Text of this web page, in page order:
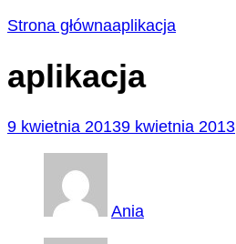
Strona głównaaplikacja
aplikacja
9 kwietnia 20139 kwietnia 2013
Ania